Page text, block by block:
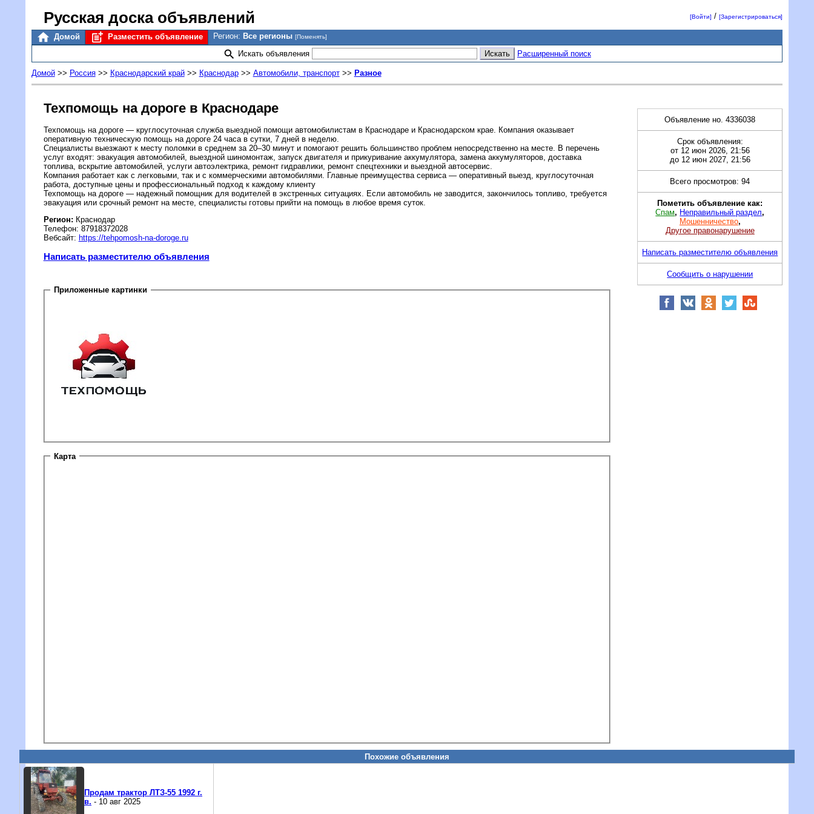
Русская доска объявлений [Войти] /[Зарегистрироваться]
Домой Разместить объявление Регион: Все регионы [Поменять]
Искать объявления Расширенный поиск
Домой>> Россия>> Краснодарский край>> Краснодар>> Автомобили, транспорт>> Разное
Техпомощь на дороге в Краснодаре
Техпомощь на дороге — круглосуточная служба выездной помощи автомобилистам в Краснодаре и Краснодарском крае. Компания оказывает
оперативную техническую помощь на дороге 24 часа в сутки, 7 дней в неделю.
Специалисты выезжают к месту поломки в среднем за 20–30 минут и помогают решить большинство проблем непосредственно на месте. В перечень
услуг входят: эвакуация автомобилей, выездной шиномонтаж, запуск двигателя и прикуривание аккумулятора, замена аккумуляторов, доставка
топлива, вскрытие автомобилей, услуги автоэлектрика, ремонт гидравлики, ремонт спецтехники и выездной автосервис.
Компания работает как с легковыми, так и с коммерческими автомобилями. Главные преимущества сервиса — оперативный выезд, круглосуточная
работа, доступные цены и профессиональный подход к каждому клиенту
Техпомощь на дороге — надежный помощник для водителей в экстренных ситуациях. Если автомобиль не заводится, закончилось топливо, требуется
эвакуация или срочный ремонт на месте, специалисты готовы прийти на помощь в любое время суток.
Регион: Краснодар
Телефон: 87918372028
Вебсайт: https://tehpomosh-na-doroge.ru
Написать разместителю объявления
Приложенные картинки
Карта
Объявление но. 4336038
Срок объявления:
от 12 июн 2026, 21:56
до 12 июн 2027, 21:56
Всего просмотров: 94
Пометить объявление как:
Спам, Неправильный раздел,
Мошенничество,
Другое правонарушение
Написать разместителю объявления
Сообщить о нарушении
Похожие объявления
Продам трактор ЛТЗ-55 1992 г.
в. - 10 авг 2025